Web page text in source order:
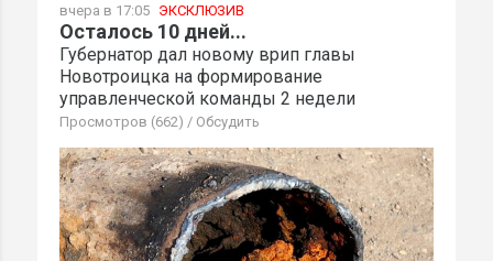
вчера в 17:05 ЭКСКЛЮЗИВ
Осталось 10 дней...
Губернатор дал новому врип главы
Новотроицка на формирование
управленческой команды 2 недели
Просмотров (662) / Обсудить